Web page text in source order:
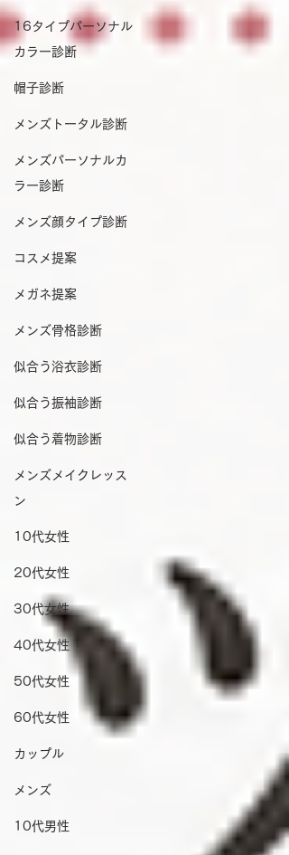
16タイプパーソナル
カラー診断
帽子診断
メンズトータル診断
メンズパーソナルカ
ラー診断
メンズ顔タイプ診断
コスメ提案
メガネ提案
メンズ骨格診断
似合う浴衣診断
似合う振袖診断
似合う着物診断
メンズメイクレッス
ン
10代女性
20代女性
30代女性
40代女性
50代女性
60代女性
カップル
メンズ
10代男性